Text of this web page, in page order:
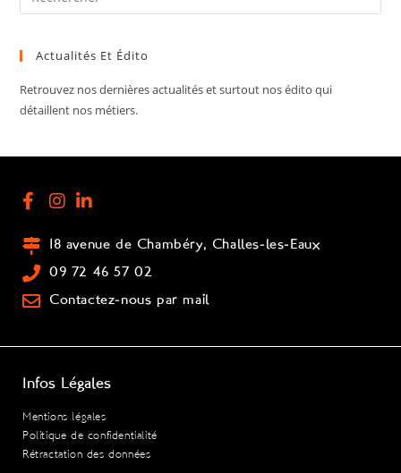
Actualités Et Édito
Retrouvez nos dernières actualités et surtout nos édito qui
détaillent nos métiers.
18 avenue de Chambéry, Challes-les-Eaux
09 72 46 57 02
Contactez-nous par mail
Infos Légales
Mentions légales
Politique de confidentialité
Rétractation des données